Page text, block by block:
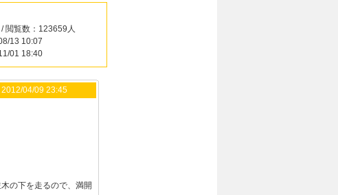
閲覧数：123659人
13 10:07
01 18:40
2012/04/09 23:45
の下を走るので、満開